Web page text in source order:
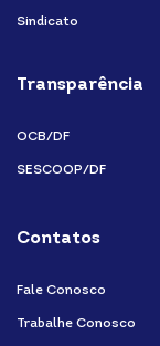
Sindicato
Transparência
OCB/DF
SESCOOP/DF
Contatos
Fale Conosco
Trabalhe Conosco